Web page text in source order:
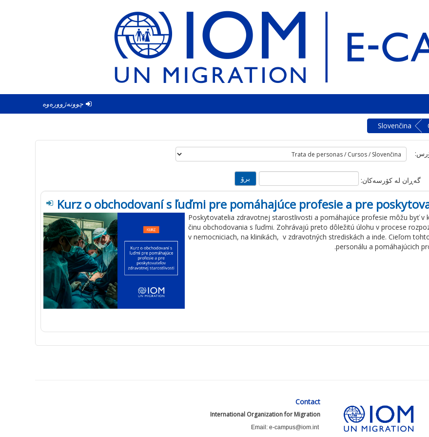
چوونەژوورەوە
Slovenčina
گه‌ڕان له‌ کۆرسه‌کان:
Kurz o obchodovaní s ľuďmi pre pomáhajúce profesie a pre
Poskytovatelia zdravotnej starostlivosti a pomáhajúce profesie môžu byťv
činu obchodovania s ľuďmi. Zohrávajú preto dôležitú úlohu v procese
v nemocniciach, na klinikách, v zdravotných strediskách a inde. Cieľom
personálu a pomáhajúcich
.
Contact
International Organization for Migration
Email: e-campus@iom.int